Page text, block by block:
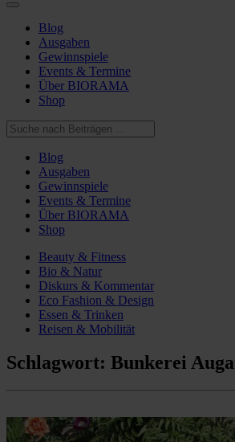
Blog
Ausgaben
Gewinnspiele
Events & Termine
Über BIORAMA
Shop
Blog
Ausgaben
Gewinnspiele
Events & Termine
Über BIORAMA
Shop
Beauty & Fitness
Bio & Natur
Diskurs & Kommentar
Eco Fashion & Design
Essen & Trinken
Reisen & Mobilität
Schlagwort: Bunkerei